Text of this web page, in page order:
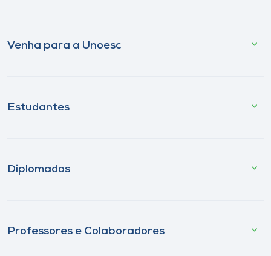
Venha para a Unoesc
Estudantes
Diplomados
Professores e Colaboradores